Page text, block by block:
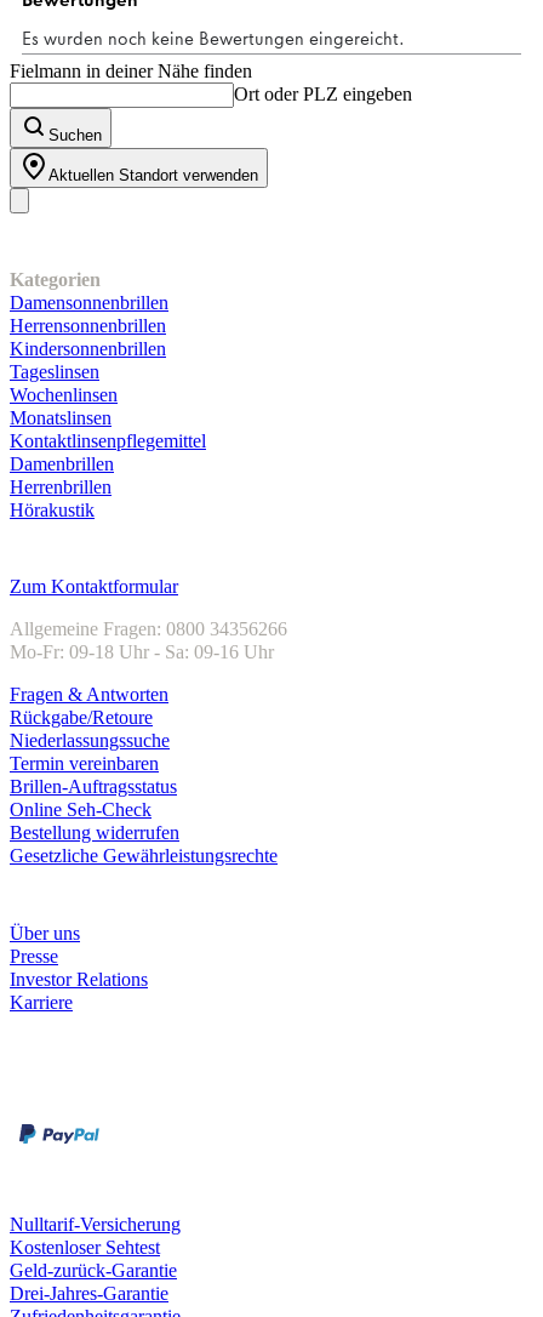
Fielmann in deiner Nähe finden
Ort oder PLZ eingeben
Suchen
Aktuellen Standort verwenden
Kategorien
Damensonnenbrillen
Herrensonnenbrillen
Kindersonnenbrillen
Tageslinsen
Wochenlinsen
Monatslinsen
Kontaktlinsenpflegemittel
Damenbrillen
Herrenbrillen
Hörakustik
Zum Kontaktformular
Allgemeine Fragen: 0800 34356266
Mo-Fr: 09-18 Uhr - Sa: 09-16 Uhr
Fragen & Antworten
Rückgabe/Retoure
Niederlassungssuche
Termin vereinbaren
Brillen-Auftragsstatus
Online Seh-Check
Bestellung widerrufen
Gesetzliche Gewährleistungsrechte
Über uns
Presse
Investor Relations
Karriere
Nulltarif-Versicherung
Kostenloser Sehtest
Geld-zurück-Garantie
Drei-Jahres-Garantie